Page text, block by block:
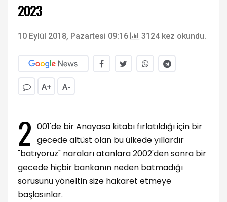
2023
10 Eylül 2018, Pazartesi 09:16 3124 kez okundu.
A+ A-
2 001'de bir Anayasa kitabı fırlatıldığı için bir
gecede altüst olan bu ülkede yıllardır
"batıyoruz" naraları atanlara 2002'den sonra bir
gecede hiçbir bankanın neden batmadığı
sorusunu yöneltin size hakaret etmeye
başlasınlar.